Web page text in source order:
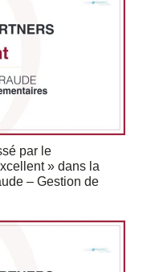
par le
» dans la
– Gestion de